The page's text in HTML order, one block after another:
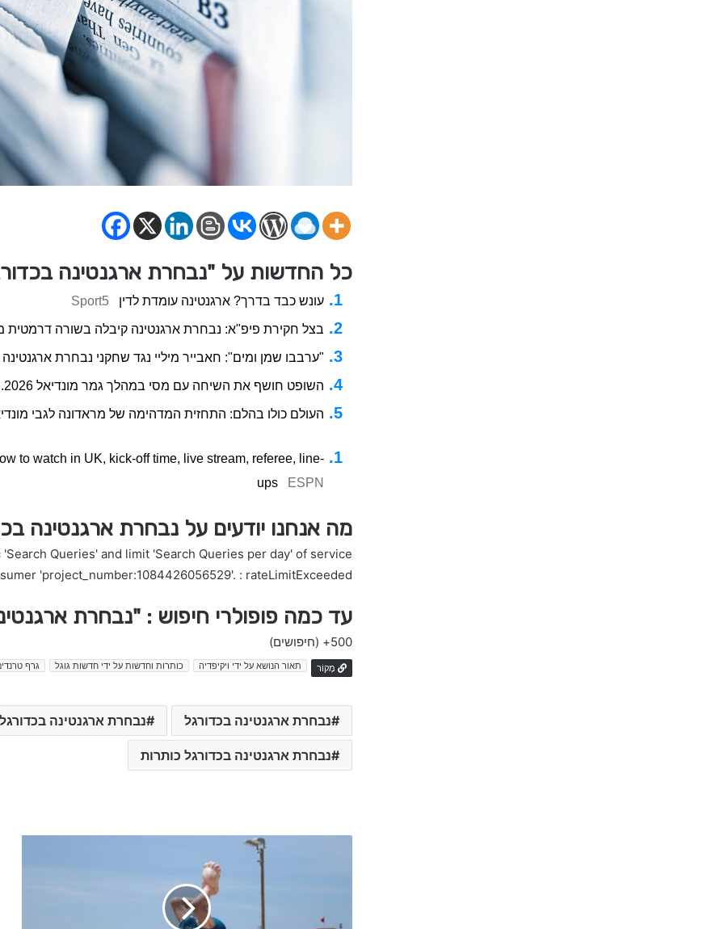
כל החדשות על "נבחרת ארגנטינה
עונש כבד בדרך? ארגנטינה עומדת לדין Sport5
בצל חקירת פיפ"א: נבחרת ארגנטינה קיבלה בשורה דרמטית
"ערבבו שמן ומים": חאבייר מיליי נגד שחקני נבחרת ארגנטינה
השופט חושף את השיחה עם מסי במהלך גמר מונדיאל 2026.
העולם כולו בהלם: התחזית המדהימה של מראדונה לגבי מונדיאל 2026
to watch in UK, kick-off time, live stream, referee, line-
ups
ESPN
מה אנחנו יודעים על נבחרת ארגנטינה
Queries' and limit 'Search Queries per day' of service
'project_number:1084426056529'. : rateLimitExceeded
עד כמה פופולרי חיפוש : "נבחרת
500+ (חיפושים)
מָקוֹר תאור הנושא על ידי ויקיפדיה כותרות וחדשות על ידי חדשות גוגל גרף
נבחרת ארגנטינה בכדורגל נבחרת ארגנטינה
נבחרת ארגנטינה בכדורגל כותרות